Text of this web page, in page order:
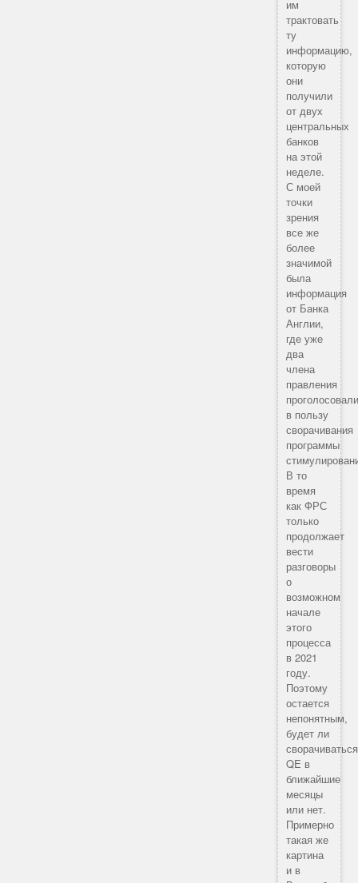
им
трактовать
ту
информацию,
которую
они
получили
от двух
центральных
банков
на этой
неделе.
С моей
точки
зрения
все же
более
значимой
была
информация
от Банка
Англии,
где уже
два
члена
правления
в пользу
сворачивания
программы
В то
время
как ФРС
только
продолжает
вести
разговоры
о
возможном
начале
этого
процесса
в 2021
году.
Поэтому
остается
непонятным,
будет ли
сворачиваться
QE в
ближайшие
месяцы
или нет.
Примерно
такая же
картина
и в